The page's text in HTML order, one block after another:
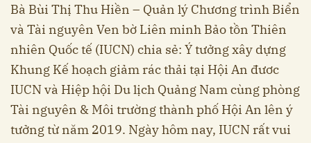
Bà Bùi Thị Thu Hiền – Quản lý Chương trình Biển
và Tài nguyên Ven bờ Liên minh Bảo tồn Thiên
nhiên Quốc tế (IUCN) chia sẻ: Ý tưởng xây dựng
Khung Kế hoạch giảm rác thải tại Hội An đươc
IUCN và Hiệp hội Du lịch Quảng Nam cùng phòng
Tài nguyên & Môi trường thành phố Hội An lên ý
tưởng từ năm 2019. Ngày hôm nay, IUCN rất vui